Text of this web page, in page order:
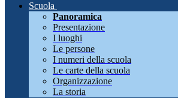
Scuola
Panoramica
Presentazione
I luoghi
Le persone
I numeri della scuola
Le carte della scuola
Organizzazione
La storia